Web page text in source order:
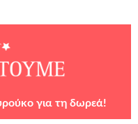
για τη δωρεά!